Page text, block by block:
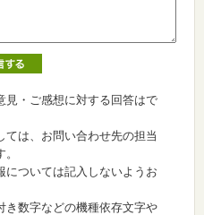
見・ご感想に対する回答はで
ては、お問い合わせ先の担当
については記入しないようお
き数字などの機種依存文字や